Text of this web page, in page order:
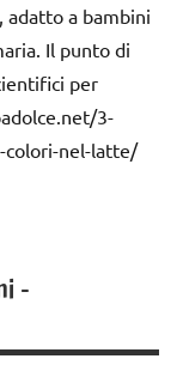
adatto a bambini
Il punto di
per
3-
colori-nel-latte/
–